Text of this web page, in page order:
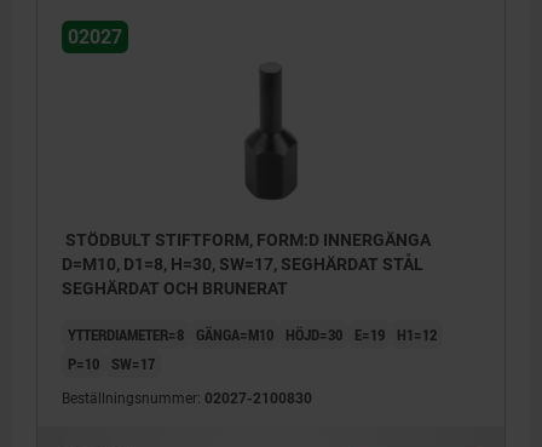
02027
STÖDBULT STIFTFORM, FORM:D INNERGÄNGA
D=M10, D1=8, H=30, SW=17, SEGHÄRDAT STÅL
SEGHÄRDAT OCH BRUNERAT
YTTERDIAMETER=8 GÄNGA=M10 HÖJD=30 E=19
H1=12
P=10
SW=17
Beställningsnummer: 02027-2100830